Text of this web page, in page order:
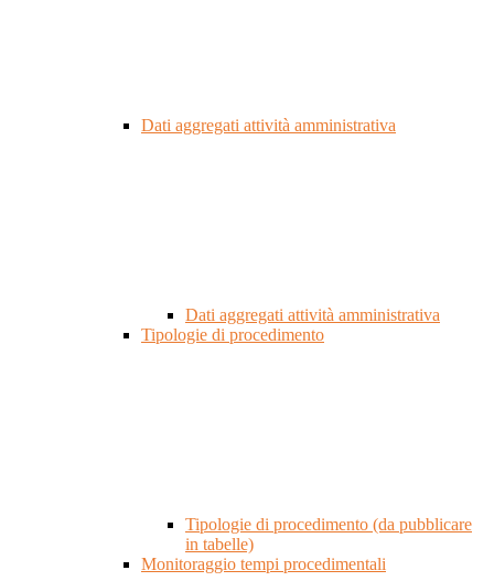
Dati aggregati attività amministrativa
Dati aggregati attività amministrativa
Tipologie di procedimento
Tipologie di procedimento (da pubblicare
in tabelle)
Monitoraggio tempi procedimentali